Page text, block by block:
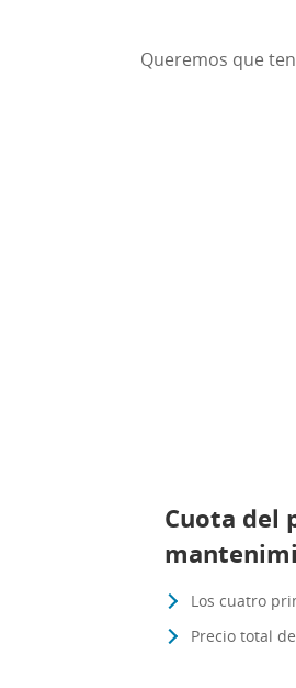
Queremos que
Cuota del
Los cuatro
Precio total